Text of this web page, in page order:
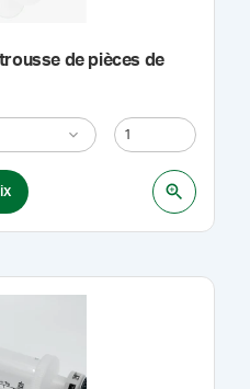
de pièces de